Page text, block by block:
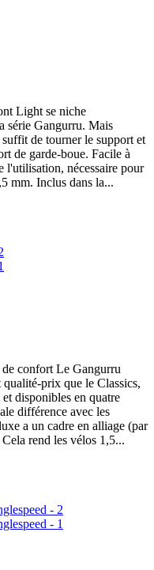
Light se niche
série Gangurru. Mais
de tourner le support et
de garde-boue. Facile à
l'utilisation, nécessaire pour
mm. Inclus dans la...
confort Le Gangurru
prix que le Classics,
disponibles en quatre
différence avec les
a un cadre en alliage (par
rend les vélos 1,5...